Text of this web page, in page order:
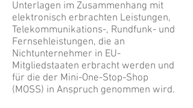
Unterlagen im Zusammenhang mit
elektronisch erbrachten Leistungen,
Telekommunikations-, Rundfunk- und
Fernsehleistungen, die an
Nichtunternehmer in EU-
Mitgliedstaaten erbracht werden und
für die der Mini-One-Stop-Shop
(MOSS) in Anspruch genommen wird.